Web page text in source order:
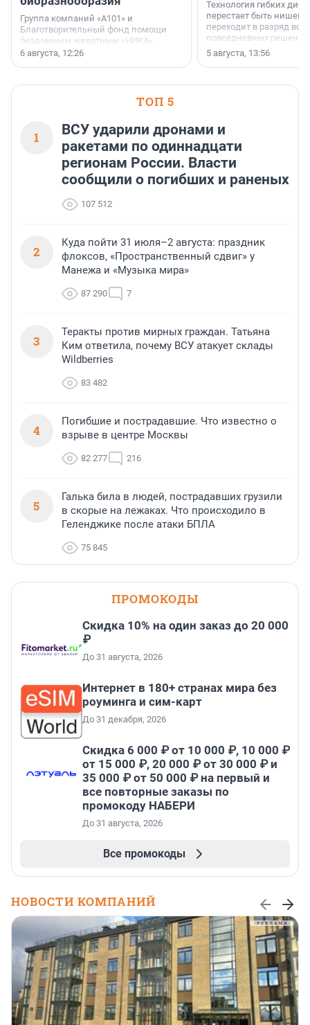
Группа компаний «А101» и
Благотворительный фонд помощи
бездомным животным «НИКА»
заключили соглашение о
6 августа, 12:26
Технология гибких
перестает быть
переходит в разряд
повседневных
5 августа, 13:56
ТОП 5
1
ВСУ ударили дронами и
ракетами по одиннадцати
регионам России. Власти
сообщили о погибших и раненых
107 512
2
Куда пойти 31 июля–2 августа: праздник
флоксов, «Пространственный сдвиг» у
Манежа и «Музыка мира»
87 290 7
3
Теракты против мирных граждан. Татьяна
Ким ответила, почему ВСУ атакует склады
Wildberries
83 482
4
Погибшие и пострадавшие. Что известно о
взрыве в центре Москвы
82 277 216
5
Галька била в людей, пострадавших грузили
в скорые на лежаках. Что происходило в
Геленджике после атаки БПЛА
75 845
ПРОМОКОДЫ
Скидка 10% на один заказ до 20 000
₽
До 31 августа, 2026
Интернет в 180+ странах мира без
роуминга и сим-карт
До 31 декабря, 2026
Скидка 6 000 ₽ от 10 000 ₽, 10 000 ₽
от 15 000 ₽, 20 000 ₽ от 30 000 ₽ и
35 000 ₽ от 50 000 ₽ на первый и
все повторные заказы по
промокоду НАБЕРИ
До 31 августа, 2026
Все промокоды
НОВОСТИ КОМПАНИЙ